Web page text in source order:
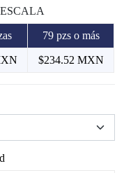
79 pzs o más
$234.52 MXN